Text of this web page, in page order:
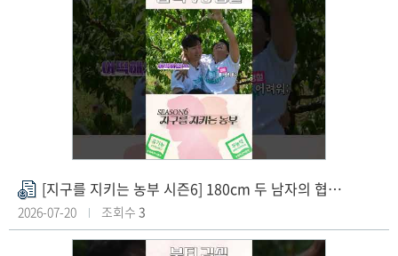
첨
부
[지구를 지키는 농부 시즌6] 180cm 두 남자의 협동에도 실패한 복숭아 따기
2026-07-20 조회수 3